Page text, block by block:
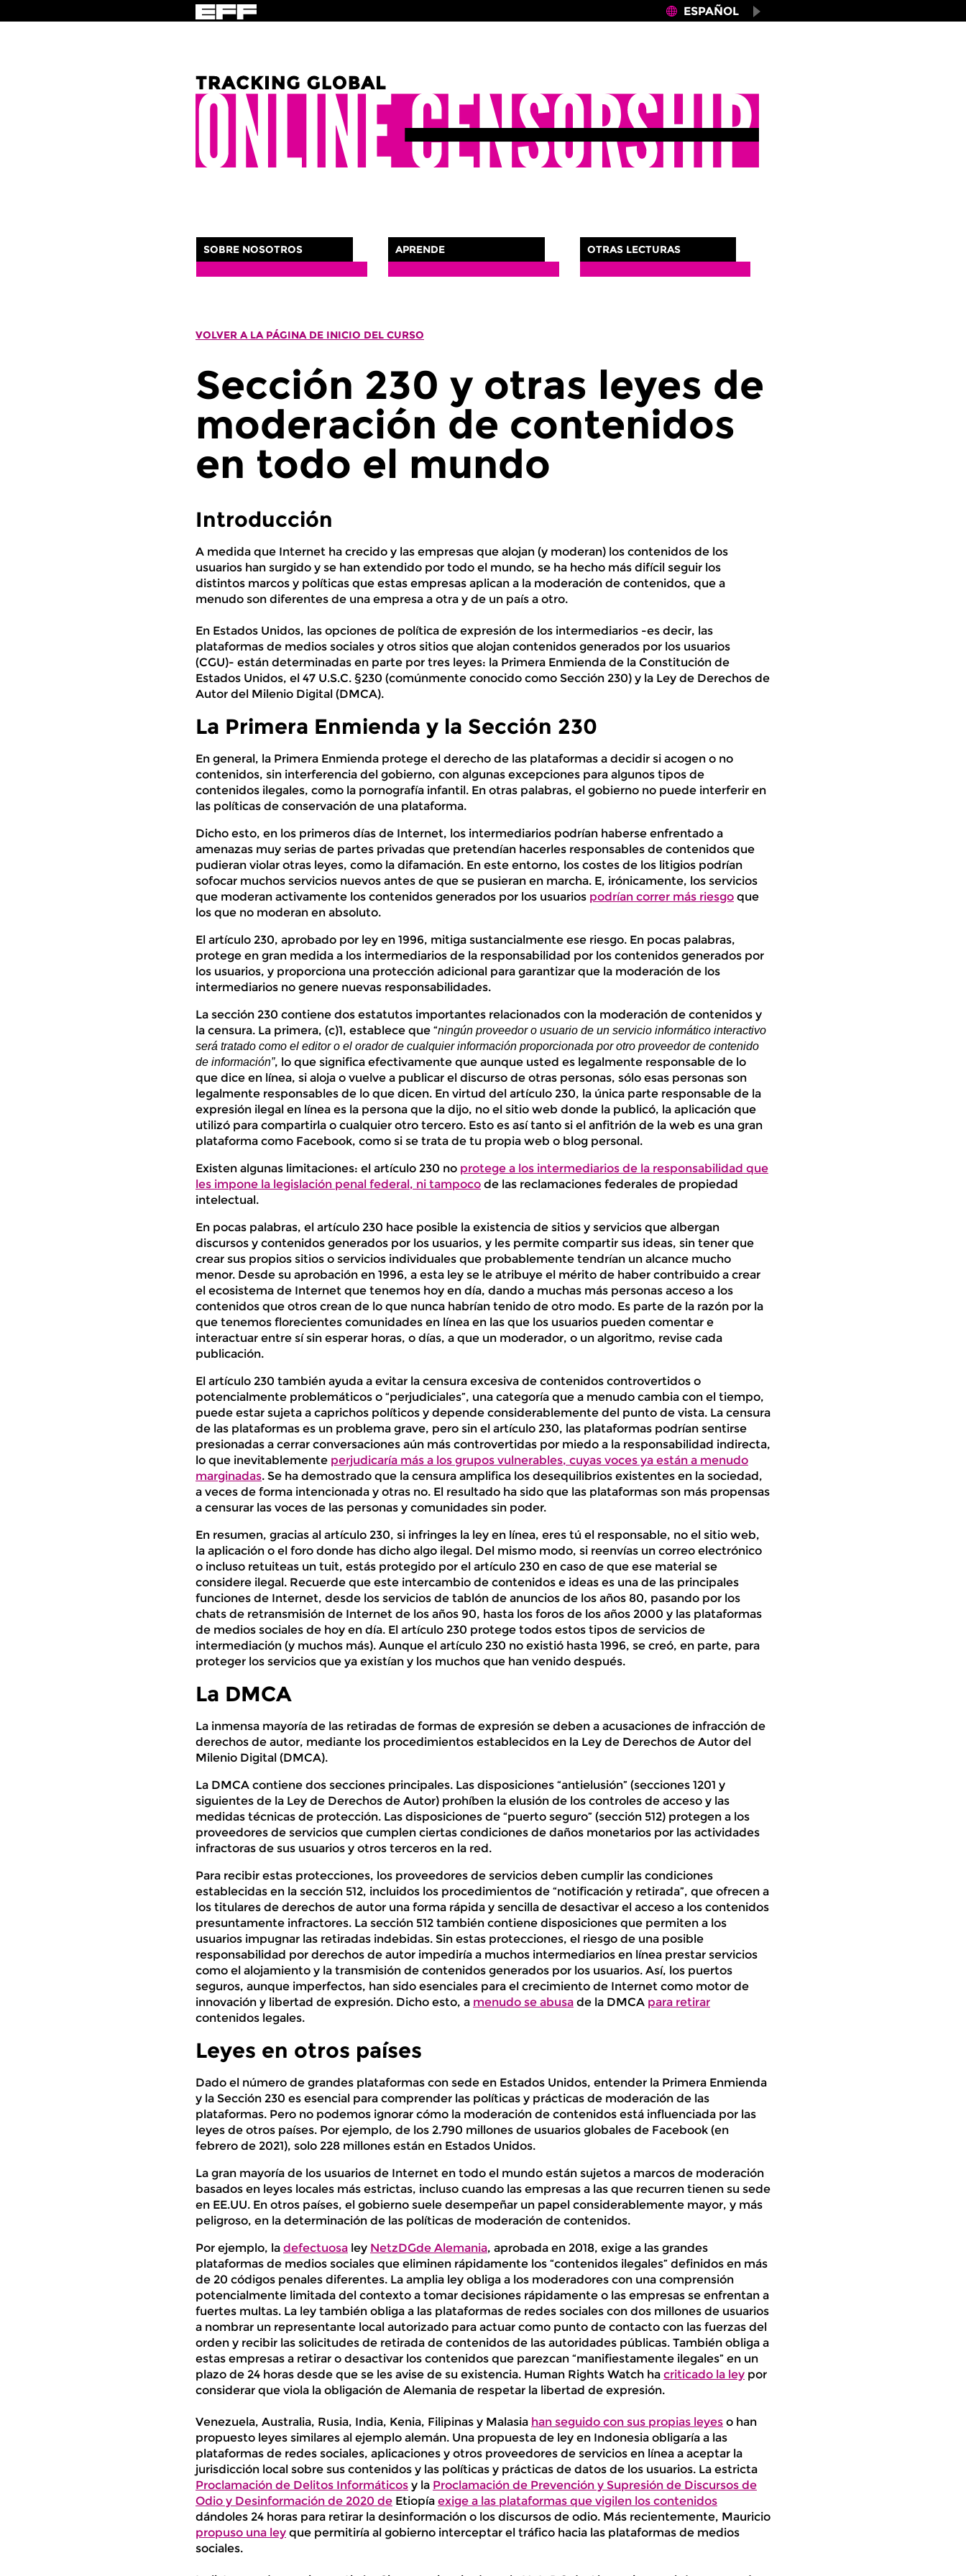
×
ESPAÑOL
SOBRE NOSOTROS APRENDE OTRAS LECTURAS
VOLVER A LA PÁGINA DE INICIO DEL CURSO
Sección 230 y otras leyes de
moderación de contenidos
en todo el mundo
Introducción
A medida que Internet ha crecido y las empresas que alojan (y moderan) los contenidos de los
usuarios han surgido y se han extendido por todo el mundo, se ha hecho más difícil seguir los
distintos marcos y políticas que estas empresas aplican a la moderación de contenidos, que a
menudo son diferentes de una empresa a otra y de un país a otro.
En Estados Unidos, las opciones de política de expresión de los intermediarios -es decir, las
plataformas de medios sociales y otros sitios que alojan contenidos generados por los usuarios
(CGU)- están determinadas en parte por tres leyes: la Primera Enmienda de la Constitución de
Estados Unidos, el 47 U.S.C. §230 (comúnmente conocido como Sección 230) y la Ley de Derechos de
Autor del Milenio Digital (DMCA).
La Primera Enmienda y la Sección 230
En general, la Primera Enmienda protege el derecho de las plataformas a decidir si acogen o no
contenidos, sin interferencia del gobierno, con algunas excepciones para algunos tipos de
contenidos ilegales, como la pornografía infantil. En otras palabras, el gobierno no puede interferir en
las políticas de conservación de una plataforma.
Dicho esto, en los primeros días de Internet, los intermediarios podrían haberse enfrentado a
amenazas muy serias de partes privadas que pretendían hacerles responsables de contenidos que
pudieran violar otras leyes, como la difamación. En este entorno, los costes de los litigios podrían
sofocar muchos servicios nuevos antes de que se pusieran en marcha. E, irónicamente, los servicios
que moderan activamente los contenidos generados por los usuarios podrían correr más riesgo que
los que no moderan en absoluto.
El artículo 230, aprobado por ley en 1996, mitiga sustancialmente ese riesgo. En pocas palabras,
protege en gran medida a los intermediarios de la responsabilidad por los contenidos generados por
los usuarios, y proporciona una protección adicional para garantizar que la moderación de los
intermediarios no genere nuevas responsabilidades.
La sección 230 contiene dos estatutos importantes relacionados con la moderación de contenidos y
la censura. La primera, (c)1, establece que “ningún proveedor o usuario de un servicio informático interactivo
será tratado como el editor o el orador de cualquier información proporcionada por otro proveedor de contenido
de información”, lo que significa efectivamente que aunque usted es legalmente responsable de lo
que dice en línea, si aloja o vuelve a publicar el discurso de otras personas, sólo esas personas son
legalmente responsables de lo que dicen. En virtud del artículo 230, la única parte responsable de la
expresión ilegal en línea es la persona que la dijo, no el sitio web donde la publicó, la aplicación que
utilizó para compartirla o cualquier otro tercero. Esto es así tanto si el anfitrión de la web es una gran
plataforma como Facebook, como si se trata de tu propia web o blog personal.
Existen algunas limitaciones: el artículo 230 no protege a los intermediarios de la responsabilidad que
les impone la legislación penal federal, ni tampoco de las reclamaciones federales de propiedad
intelectual.
En pocas palabras, el artículo 230 hace posible la existencia de sitios y servicios que albergan
discursos y contenidos generados por los usuarios, y les permite compartir sus ideas, sin tener que
crear sus propios sitios o servicios individuales que probablemente tendrían un alcance mucho
menor. Desde su aprobación en 1996, a esta ley se le atribuye el mérito de haber contribuido a crear
el ecosistema de Internet que tenemos hoy en día, dando a muchas más personas acceso a los
contenidos que otros crean de lo que nunca habrían tenido de otro modo. Es parte de la razón por la
que tenemos florecientes comunidades en línea en las que los usuarios pueden comentar e
interactuar entre sí sin esperar horas, o días, a que un moderador, o un algoritmo, revise cada
publicación.
El artículo 230 también ayuda a evitar la censura excesiva de contenidos controvertidos o
potencialmente problemáticos o “perjudiciales”, una categoría que a menudo cambia con el tiempo,
puede estar sujeta a caprichos políticos y depende considerablemente del punto de vista. La censura
de las plataformas es un problema grave, pero sin el artículo 230, las plataformas podrían sentirse
presionadas a cerrar conversaciones aún más controvertidas por miedo a la responsabilidad indirecta,
lo que inevitablemente perjudicaría más a los grupos vulnerables, cuyas voces ya están a menudo
marginadas. Se ha demostrado que la censura amplifica los desequilibrios existentes en la sociedad,
a veces de forma intencionada y otras no. El resultado ha sido que las plataformas son más propensas
a censurar las voces de las personas y comunidades sin poder.
En resumen, gracias al artículo 230, si infringes la ley en línea, eres tú el responsable, no el sitio web,
la aplicación o el foro donde has dicho algo ilegal. Del mismo modo, si reenvías un correo electrónico
o incluso retuiteas un tuit, estás protegido por el artículo 230 en caso de que ese material se
considere ilegal. Recuerde que este intercambio de contenidos e ideas es una de las principales
funciones de Internet, desde los servicios de tablón de anuncios de los años 80, pasando por los
chats de retransmisión de Internet de los años 90, hasta los foros de los años 2000 y las plataformas
de medios sociales de hoy en día. El artículo 230 protege todos estos tipos de servicios de
intermediación (y muchos más). Aunque el artículo 230 no existió hasta 1996, se creó, en parte, para
proteger los servicios que ya existían y los muchos que han venido después.
La DMCA
La inmensa mayoría de las retiradas de formas de expresión se deben a acusaciones de infracción de
derechos de autor, mediante los procedimientos establecidos en la Ley de Derechos de Autor del
Milenio Digital (DMCA).
La DMCA contiene dos secciones principales. Las disposiciones “antielusión” (secciones 1201 y
siguientes de la Ley de Derechos de Autor) prohíben la elusión de los controles de acceso y las
medidas técnicas de protección. Las disposiciones de “puerto seguro” (sección 512) protegen a los
proveedores de servicios que cumplen ciertas condiciones de daños monetarios por las actividades
infractoras de sus usuarios y otros terceros en la red.
Para recibir estas protecciones, los proveedores de servicios deben cumplir las condiciones
establecidas en la sección 512, incluidos los procedimientos de “notificación y retirada”, que ofrecen a
los titulares de derechos de autor una forma rápida y sencilla de desactivar el acceso a los contenidos
presuntamente infractores. La sección 512 también contiene disposiciones que permiten a los
usuarios impugnar las retiradas indebidas. Sin estas protecciones, el riesgo de una posible
responsabilidad por derechos de autor impediría a muchos intermediarios en línea prestar servicios
como el alojamiento y la transmisión de contenidos generados por los usuarios. Así, los puertos
seguros, aunque imperfectos, han sido esenciales para el crecimiento de Internet como motor de
innovación y libertad de expresión. Dicho esto, a menudo se abusa de la DMCA para retirar
contenidos legales.
Leyes en otros países
Dado el número de grandes plataformas con sede en Estados Unidos, entender la Primera Enmienda
y la Sección 230 es esencial para comprender las políticas y prácticas de moderación de las
plataformas. Pero no podemos ignorar cómo la moderación de contenidos está influenciada por las
leyes de otros países. Por ejemplo, de los 2.790 millones de usuarios globales de Facebook (en
febrero de 2021), solo 228 millones están en Estados Unidos.
La gran mayoría de los usuarios de Internet en todo el mundo están sujetos a marcos de moderación
basados en leyes locales más estrictas, incluso cuando las empresas a las que recurren tienen su sede
en EE.UU. En otros países, el gobierno suele desempeñar un papel considerablemente mayor, y más
peligroso, en la determinación de las políticas de moderación de contenidos.
Por ejemplo, la defectuosa ley NetzDGde Alemania, aprobada en 2018, exige a las grandes
plataformas de medios sociales que eliminen rápidamente los “contenidos ilegales” definidos en más
de 20 códigos penales diferentes. La amplia ley obliga a los moderadores con una comprensión
potencialmente limitada del contexto a tomar decisiones rápidamente o las empresas se enfrentan a
fuertes multas. La ley también obliga a las plataformas de redes sociales con dos millones de usuarios
a nombrar un representante local autorizado para actuar como punto de contacto con las fuerzas del
orden y recibir las solicitudes de retirada de contenidos de las autoridades públicas. También obliga a
estas empresas a retirar o desactivar los contenidos que parezcan “manifiestamente ilegales” en un
plazo de 24 horas desde que se les avise de su existencia. Human Rights Watch ha criticado la ley por
considerar que viola la obligación de Alemania de respetar la libertad de expresión.
Venezuela, Australia, Rusia, India, Kenia, Filipinas y Malasia han seguido con sus propias leyes o han
propuesto leyes similares al ejemplo alemán. Una propuesta de ley en Indonesia obligaría a las
plataformas de redes sociales, aplicaciones y otros proveedores de servicios en línea a aceptar la
jurisdicción local sobre sus contenidos y las políticas y prácticas de datos de los usuarios. La estricta
Proclamación de Delitos Informáticos y la Proclamación de Prevención y Supresión de Discursos de
Odio y Desinformación de 2020 de Etiopía exige a las plataformas que vigilen los contenidos
dándoles 24 horas para retirar la desinformación o los discursos de odio. Más recientemente, Mauricio
propuso una ley que permitiría al gobierno interceptar el tráfico hacia las plataformas de medios
sociales.